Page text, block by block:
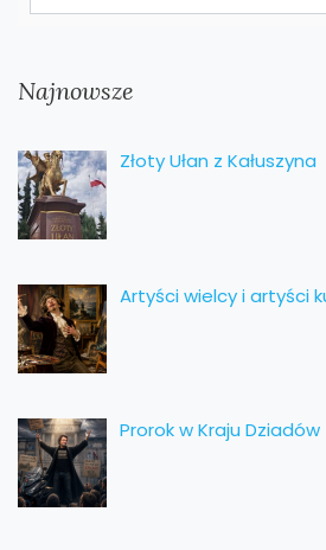
Najnowsze
Złoty Ułan z Kałuszyna
Artyści wielcy i artyści
Prorok w Kraju Dziadów